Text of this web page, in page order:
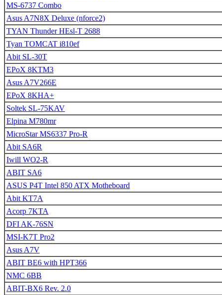
MS-6737 Combo
Asus A7N8X Deluxe (nforce2)
TYAN Thunder HEsl-T 2688
Tyan TOMCAT i810ef
Abit SL-30T
EPoX 8KTM3
Asus A7V266E
EPoX 8KHA+
Soltek SL-75KAV
Elpina M780mr
MicroStar MS6337 Pro-R
Abit SA6R
Iwill WO2-R
ABIT SA6
ASUS P4T Intel 850 ATX Motheboard
Abit KT7A
Acorp 7KTA
DFI AK-76SN
MSI-K7T Pro2
Asus A7V
ABIT BE6 with HPT366
NMC 6BB
ABIT-BX6 Rev. 2.0